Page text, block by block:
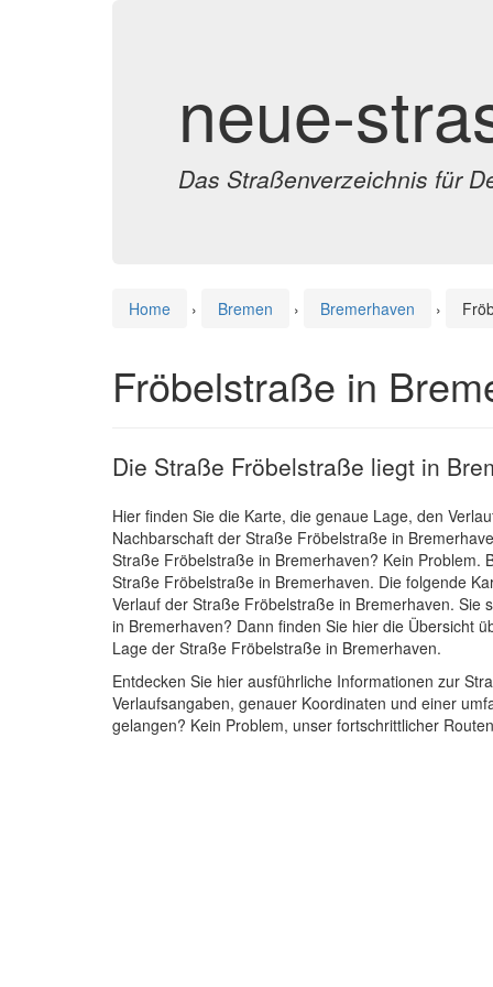
neue-
Das Straßenverzeichnis für
Home › Bremen › Bremerhaven ›
Fröbelstraße in
Die Straße Fröbelstraße liegt in
Hier finden Sie die Karte, die genaue Lage, den
Nachbarschaft der Straße Fröbelstraße in
Straße Fröbelstraße in Bremerhaven? Kein Problem.
Straße Fröbelstraße in Bremerhaven. Die folgende
Verlauf der Straße Fröbelstraße in Bremerhaven. Sie
in Bremerhaven? Dann finden Sie hier die Übersicht
Lage der Straße Fröbelstraße in Bremerhaven.
Entdecken Sie hier ausführliche Informationen zur
Verlaufsangaben, genauer Koordinaten und einer
gelangen? Kein Problem, unser fortschrittlicher